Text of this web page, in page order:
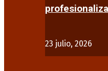
23 julio, 2026